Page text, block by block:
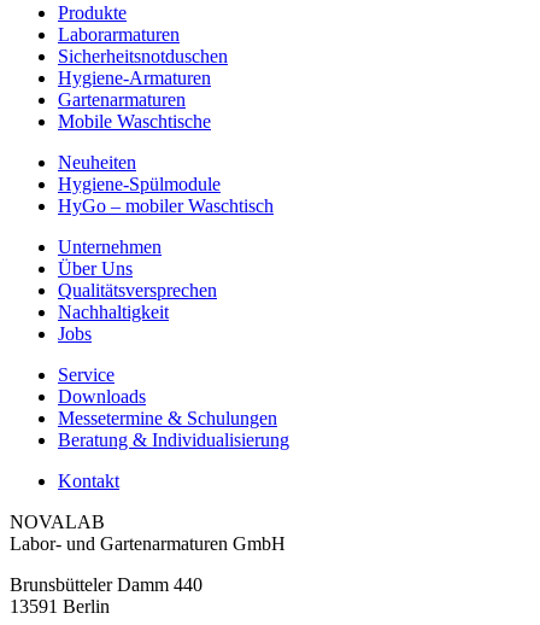
Produkte
Laborarmaturen
Sicherheitsnotduschen
Hygiene-Armaturen
Gartenarmaturen
Mobile Waschtische
Neuheiten
Hygiene-Spülmodule
HyGo – mobiler Waschtisch
Unternehmen
Über Uns
Qualitätsversprechen
Nachhaltigkeit
Jobs
Service
Downloads
Messetermine & Schulungen
Beratung & Individualisierung
Kontakt
NOVALAB
Labor- und Gartenarmaturen GmbH
Brunsbütteler Damm 440
13591 Berlin